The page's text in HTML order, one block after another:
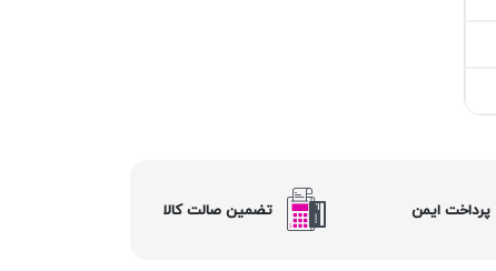
پرداخت ایمن تضمین صالت کالا